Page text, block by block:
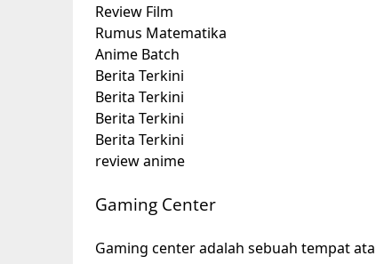
Review Film
Rumus Matematika
Anime Batch
Berita Terkini
Berita Terkini
Berita Terkini
Berita Terkini
review anime
Gaming Center
Gaming center adalah sebuah tempat